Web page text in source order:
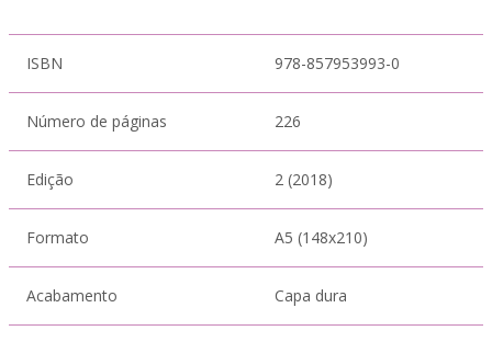
ISBN 978-857953993-0
Número de páginas 226
Edição 2 (2018)
Formato A5 (148x210)
Acabamento Capa dura